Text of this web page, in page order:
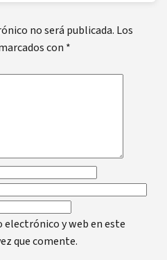
no será publicada. Los
con *
electrónico y web en este
que comente.